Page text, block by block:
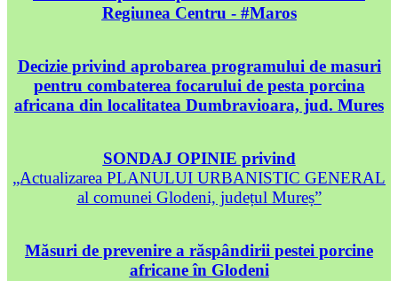
Regiunea Centru - #Maros
Decizie privind aprobarea programului de masuri
pentru combaterea focarului de pesta porcina
africana din localitatea Dumbravioara, jud. Mures
SONDAJ OPINIE privind
„Actualizarea PLANULUI URBANISTIC GENERAL
al comunei Glodeni, județul Mureș”
Măsuri de prevenire a răspândirii pestei porcine
africane în Glodeni